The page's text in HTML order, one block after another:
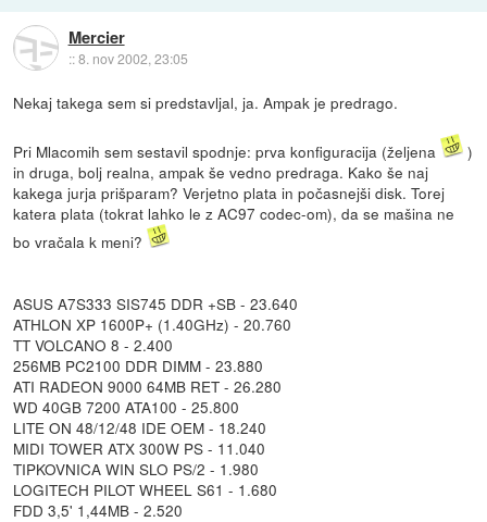
Mercier
::8. nov 2002, 23:05
Nekaj takega sem si predstavljal, ja. Ampak je predrago.
Pri Mlacomih sem sestavil spodnje: prva konfiguracija (željena
)
in druga, bolj realna, ampak še vedno predraga. Kako še naj
kakega jurja prišparam? Verjetno plata in počasnejši disk. Torej
katera plata (tokrat lahko le z AC97 codec-om), da se mašina ne
bo vračala k meni?
ASUS A7S333 SIS745 DDR +SB - 23.640
ATHLON XP 1600P+ (1.40GHz) - 20.760
TT VOLCANO 8 - 2.400
256MB PC2100 DDR DIMM - 23.880
ATI RADEON 9000 64MB RET - 26.280
WD 40GB 7200 ATA100 - 25.800
LITE ON 48/12/48 IDE OEM - 18.240
MIDI TOWER ATX 300W PS - 11.040
TIPKOVNICA WIN SLO PS/2 - 1.980
LOGITECH PILOT WHEEL S61 - 1.680
FDD 3,5' 1,44MB - 2.520